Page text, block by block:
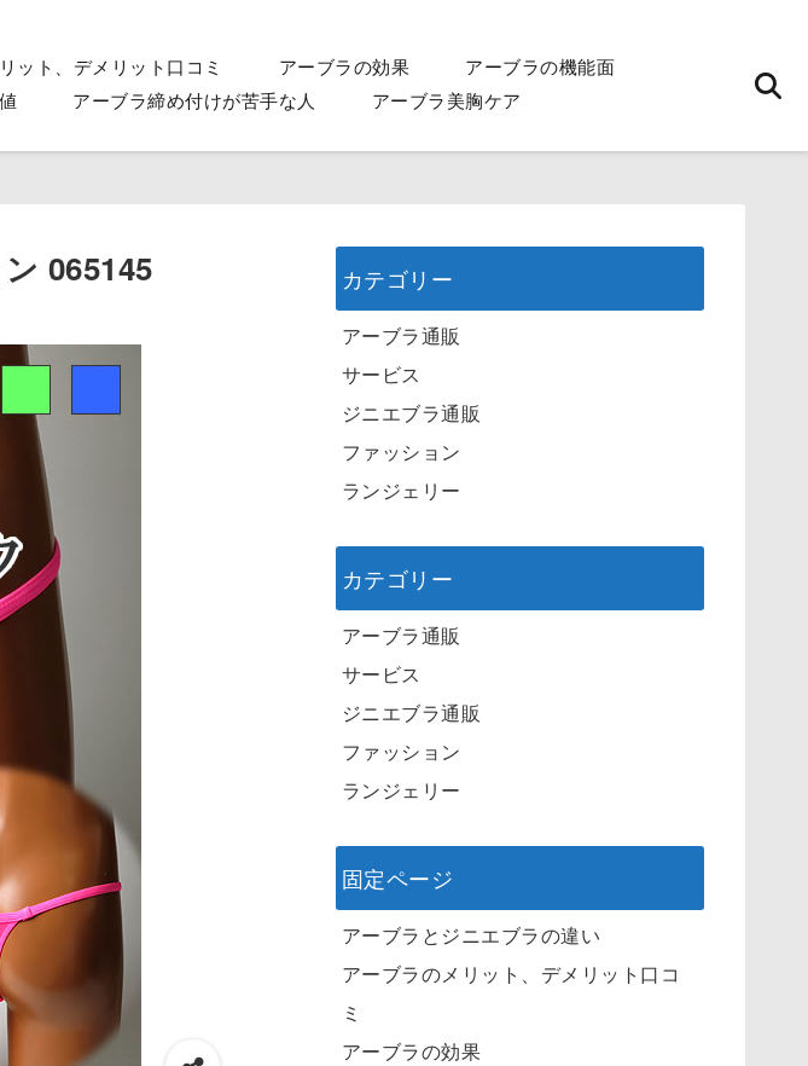
ット、デメリット口コミ アーブラの効果
アーブラの機能面
アーブラ締め付けが苦手な人 アーブラ美胸ケア
065145 カテゴリー
アーブラ通販
サービス
ジニエブラ通販
ファッション
ランジェリー
カテゴリー
アーブラ通販
サービス
ジニエブラ通販
ファッション
ランジェリー
固定ページ
アーブラとジニエブラの違い
アーブラのメリット、デメリット口コ
ミ
アーブラの効果